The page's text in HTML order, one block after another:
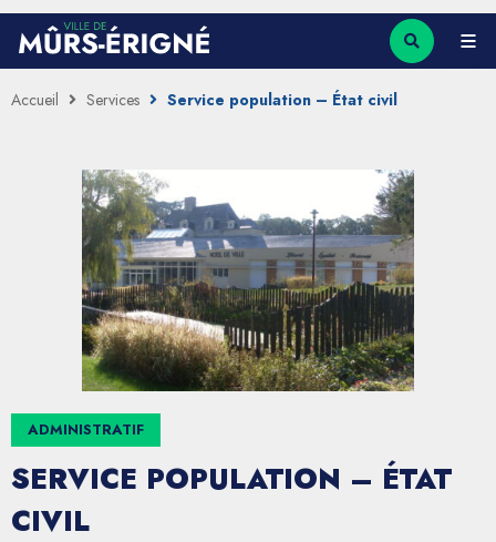
Accueil Services Service population – État civil
ADMINISTRATIF
SERVICE POPULATION – ÉTAT
CIVIL